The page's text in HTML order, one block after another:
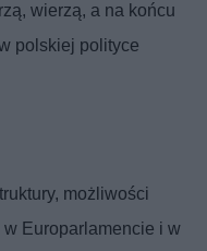
wierzą, a na końcu
polskiej polityce
możliwości
w Europarlamencie i w